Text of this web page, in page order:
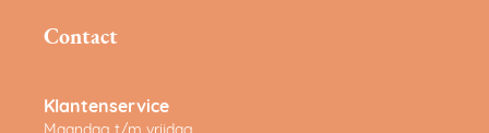
Contact
Klantenservice